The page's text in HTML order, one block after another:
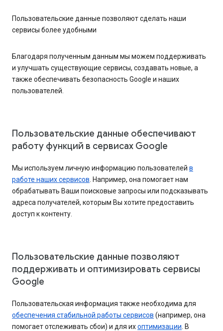
Пользовательские данные позволяют сделать наши
сервисы более удобными
Благодаря полученным данным мы можем поддерживать
и улучшать существующие сервисы, создавать новые, а
также обеспечивать безопасность Google и наших
пользователей.
Пользовательские данные обеспечивают
работу функций в сервисах Google
Мы используем личную информацию пользователей в
работе наших сервисов . Например, она помогает нам
обрабатывать Ваши поисковые запросы или подсказывать
адреса получателей, которым Вы хотите предоставить
доступ к контенту.
Пользовательские данные позволяют
поддерживать и оптимизировать сервисы
Google
Пользовательская информация также необходима для
обеспечения стабильной работы сервисов (например, она
помогает отслеживать сбои) и для ихоптимизации . В